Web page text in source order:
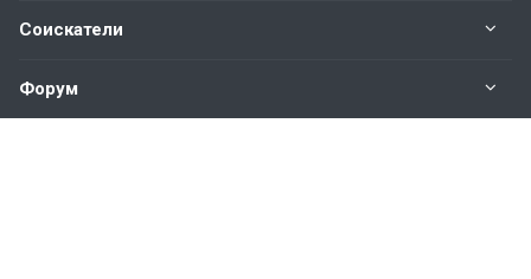
Соискатели
Форум